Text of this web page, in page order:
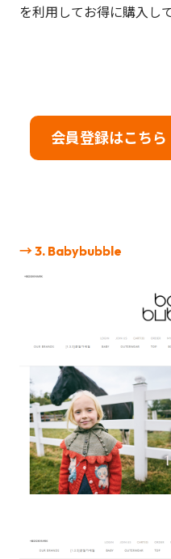
を利用してお得に購入し
会員登録はこちら
→ 3. Babybubble